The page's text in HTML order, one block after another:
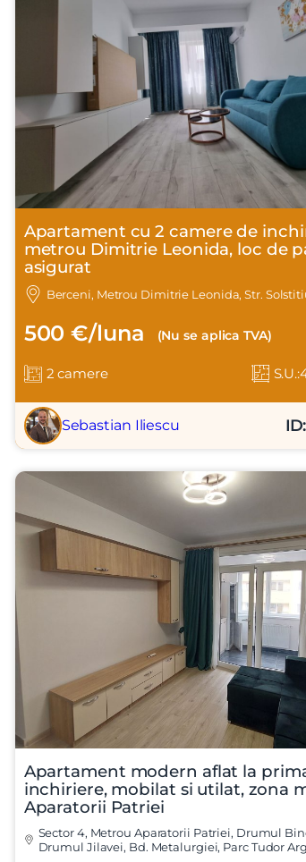
Apartament cu 2 camere de
metrou Dimitrie Leonida, loc de
asigurat
Berceni, Metrou Dimitrie Leonida, Str.
500 €/luna (Nu se aplica TVA)
2 camere
Sebastian Iliescu
Apartament modern aflat la
inchiriere, mobilat si utilat, zona
Aparatorii Patriei
Sector 4, Metrou Aparatorii Patriei, Drumul
Drumul Jilavei, Bd. Metalurgiei, Parc Tudor